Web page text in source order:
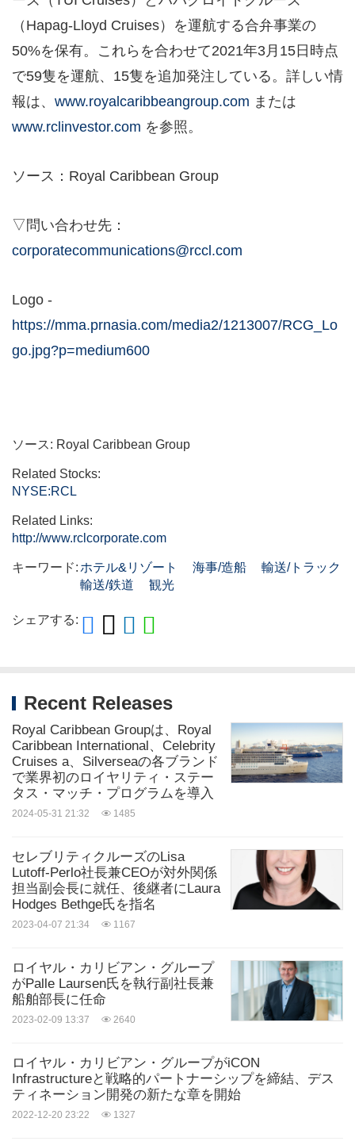
（Hapag-Lloyd Cruises）を運航する合弁事業の
50%を保有。これらを合わせて2021年3月15日時点
で59隻を運航、15隻を追加発注している。詳しい情
報は、 www.royalcaribbeangroup.com または
www.rclinvestor.com を参照。
ソース：Royal Caribbean Group
▽問い合わせ先：
corporatecommunications@rccl.com
Logo -
https://mma.prnasia.com/media2/1213007/RCG_Lo
go.jpg?p=medium600
ソース: Royal Caribbean Group
Related Stocks:
NYSE:RCL
Related Links:
http://www.rclcorporate.com
キーワード: ホテル&リゾート 海事/造船
輸送/トラック
輸送/鉄道
観光
シェアする:
Recent Releases
Royal Caribbean Groupは、Royal
Caribbean International、Celebrity
Cruises a、Silverseaの各ブランド
で業界初のロイヤリティ・ステー
タス・マッチ・プログラムを導入
2024-05-31 21:32 1485
セレブリティクルーズのLisa
Lutoff-Perlo社長兼CEOが対外関係
担当副会長に就任、後継者にLaura
Hodges Bethge氏を指名
2023-04-07 21:34 1167
ロイヤル・カリビアン・グループ
がPalle Laursen氏を執行副社長兼
船舶部長に任命
2023-02-09 13:37 2640
ロイヤル・カリビアン・グループがiCON
Infrastructureと戦略的パートナーシップを締結、デス
ティネーション開発の新たな章を開始
2022-12-20 23:22 1327